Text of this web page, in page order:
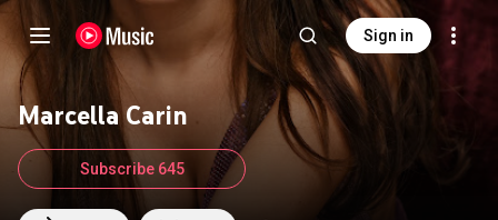
Sign in
Marcella Carin
Subscribe 645